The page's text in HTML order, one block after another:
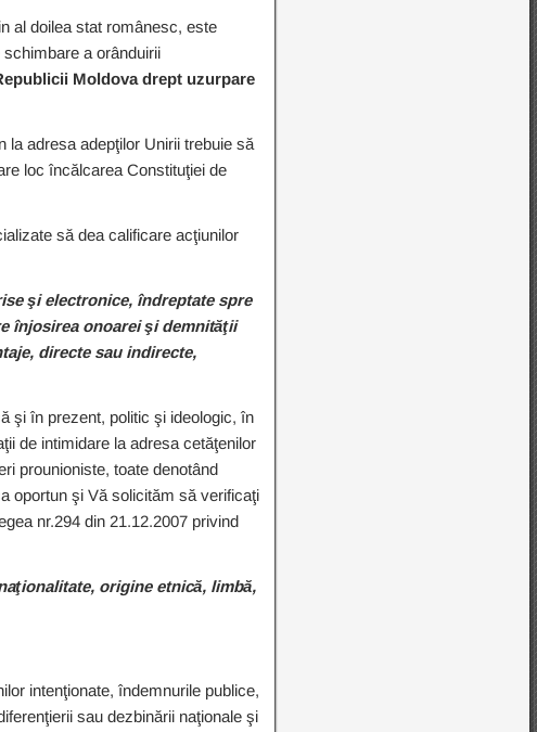
al doilea stat românesc, este
a orânduirii
Moldova drept uzurpare
la adresa adepţilor Unirii trebuie să
loc încălcarea Constituţiei de
să dea calificare acţiunilor
şi electronice, îndreptate spre
înjosirea onoarei şi demnităţii
directe sau indirecte,
şi în prezent, politic şi ideologic, în
de intimidare la adresa cetăţenilor
prounioniste, toate denotând
oportun şi Vă solicităm să verificaţi
nr.294 din 21.12.2007 privind
origine etnică, limbă,
intenţionate, îndemnurile publice,
sau dezbinării naţionale şi